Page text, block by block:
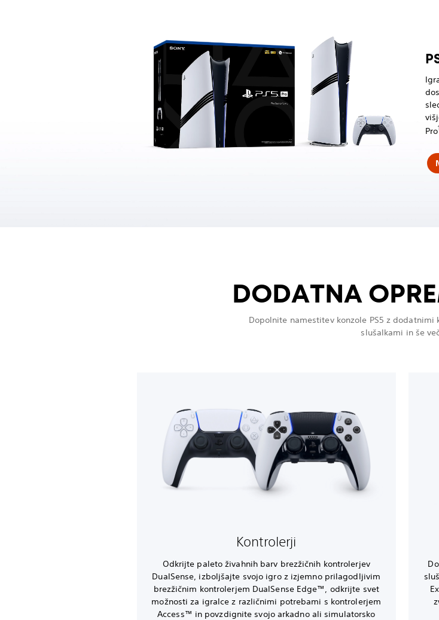
Pro
DODATNA
Dopolnite namestitev konzole PS5 z
slušalkami in še
Kontrolerji
Odkrijte paleto živahnih barv brezžičnih kontrolerjev
DualSense, izboljšajte svojo igro z izjemno prilagodljivim
brezžičnim kontrolerjem DualSense Edge™, odkrijte svet
možnosti za igralce z različnimi potrebami s kontrolerjem
Access™ in povzdignite svojo arkadno ali simulatorsko